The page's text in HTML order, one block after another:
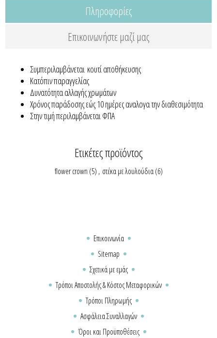
Πληροφορίες
Επικοινωνήστε μαζί μας
Συμπεριλαμβάνεται κουτί αποθήκευσης
Κατόπιν παραγγελίας
Δυνατότητα αλλαγής χρωμάτων
Χρόνος παράδοσης εώς 10 ημέρες αναλογα την διαθεσιμότητα
Στην τιμή περιλαμβάνεται ΦΠΑ
Ετικέτες προϊόντος
flower crown (5) , στέκα με λουλούδια (6)
Επικοινωνία
Sitemap
Σχετικά με εμάς
Τρόποι Αποστολής & Κόστος Μεταφορικών
Τρόποι Πληρωμής
Ασφάλεια Συναλλαγών
Όροι και Προϋποθέσεις